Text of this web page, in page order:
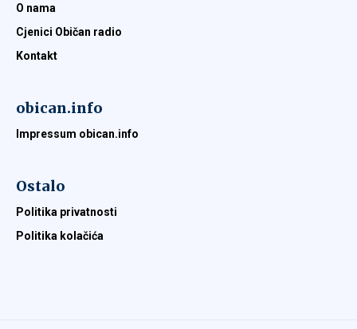
O nama
Cjenici Običan radio
Kontakt
obican.info
Impressum obican.info
Ostalo
Politika privatnosti
Politika kolačića